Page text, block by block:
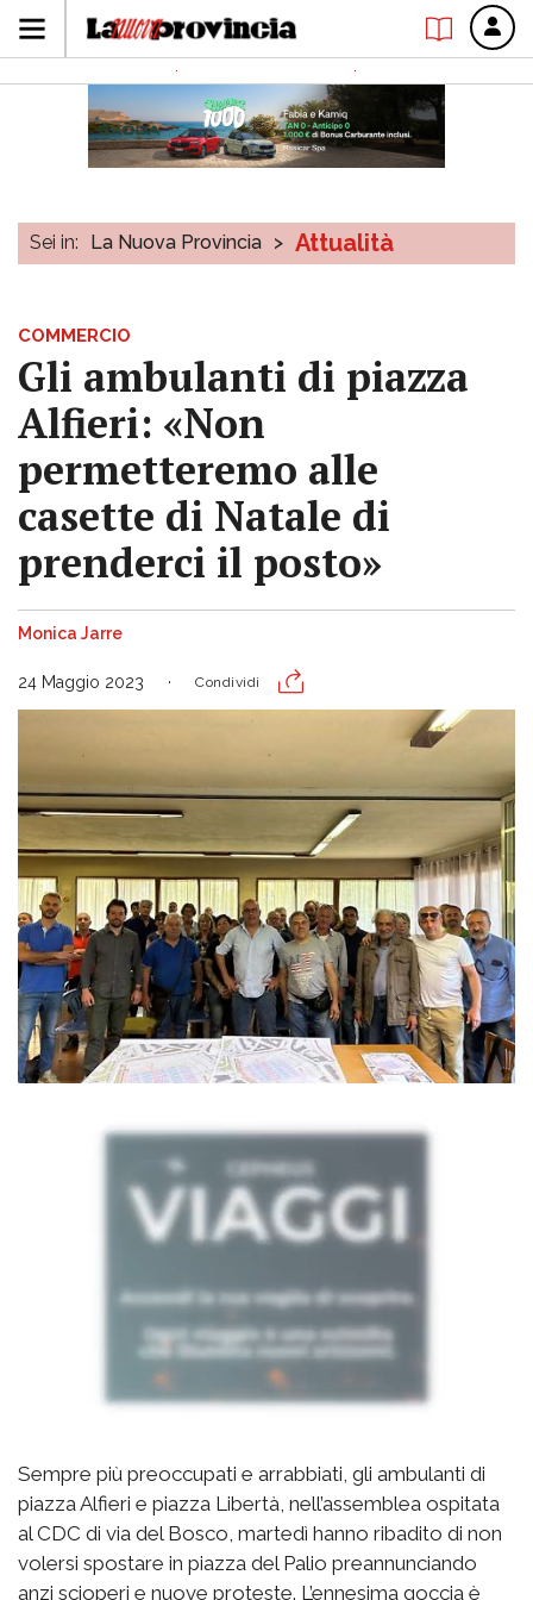
Sei in: La Nuova Provincia > Attualità
COMMERCIO
Gli ambulanti di piazza
Alfieri: «Non
permetteremo alle
casette di Natale di
prenderci il posto»
Monica Jarre
24 Maggio 2023 Condividi
Sempre più preoccupati e arrabbiati, gli ambulanti di
piazza Alfieri e piazza Libertà, nell’assemblea ospitata
al CDC di via del Bosco, martedì hanno ribadito di non
volersi spostare in piazza del Palio preannunciando
anzi scioperi e nuove proteste. L’ennesima goccia è